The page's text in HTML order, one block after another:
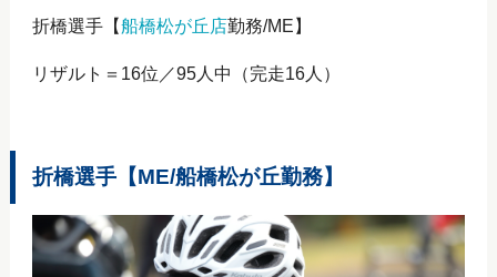
折橋選手【船橋松が丘店勤務/ME】
リザルト＝16位／95人中（完走16人）
折橋選手【ME/船橋松が丘勤務】